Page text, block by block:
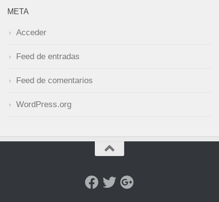
META
Acceder
Feed de entradas
Feed de comentarios
WordPress.org